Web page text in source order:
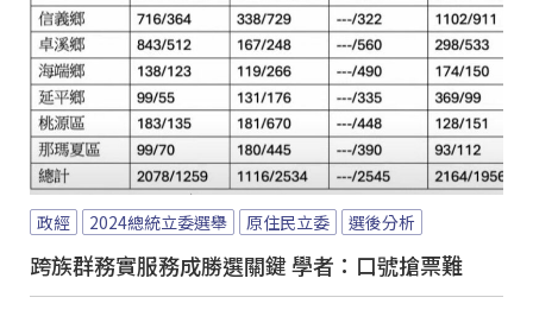
政經 2024總統立委選舉 原住民立委 選後分析
跨族群務實服務成勝選關鍵 學者：口號搶票難